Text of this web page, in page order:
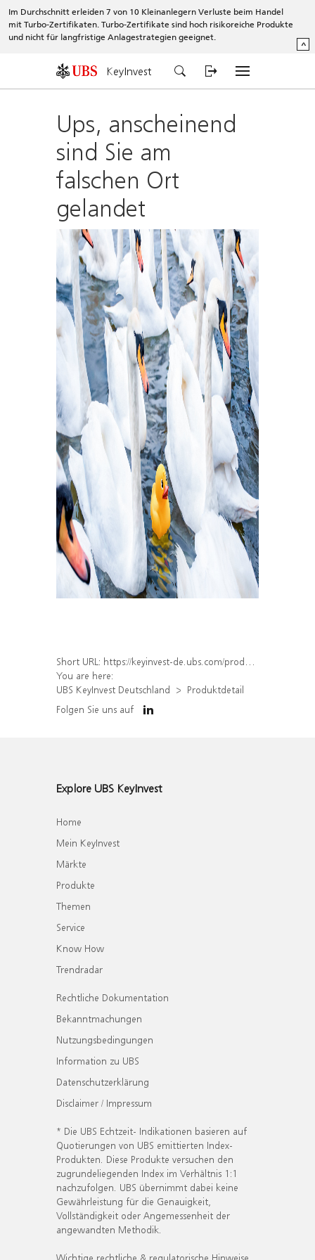
Im Durchschnitt erleiden 7 von 10 Kleinanlegern Verluste beim Handel
mit Turbo-Zertifikaten. Turbo-Zertifikate sind hoch risikoreiche Produkte
und nicht für langfristige Anlagestrategien geeignet.
^
KeyInvest
Ups, anscheinend
sind Sie am
falschen Ort
gelandet
Short URL: https://keyinvest-de.ubs.com/produkt/detail/index/isin/DE000WA6MR99
You are here:
UBS KeyInvest Deutschland
Produktdetail
Folgen Sie uns auf
Explore UBS KeyInvest
Home
Mein KeyInvest
Märkte
Produkte
Themen
Service
Know How
Trendradar
Rechtliche Dokumentation
Bekanntmachungen
Nutzungsbedingungen
Information zu UBS
Datenschutzerklärung
Disclaimer / Impressum
* Die UBS Echtzeit- Indikationen basieren auf
Quotierungen von UBS emittierten Index-
Produkten. Diese Produkte versuchen den
zugrundeliegenden Index im Verhältnis 1:1
nachzufolgen. UBS übernimmt dabei keine
Gewährleistung für die Genauigkeit,
Vollständigkeit oder Angemessenheit der
angewandten Methodik.